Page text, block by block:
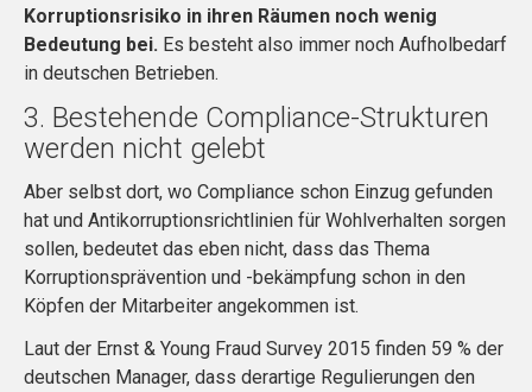
Korruptionsrisiko in ihren Räumen noch wenig
Bedeutung bei. Es besteht also immer noch Aufholbedarf
in deutschen Betrieben.
3. Bestehende Compliance-Strukturen
werden nicht gelebt
Aber selbst dort, wo Compliance schon Einzug gefunden
hat und Antikorruptionsrichtlinien für Wohlverhalten sorgen
sollen, bedeutet das eben nicht, dass das Thema
Korruptionsprävention und -bekämpfung schon in den
Köpfen der Mitarbeiter angekommen ist.
Laut der Ernst & Young Fraud Survey 2015 finden 59 % der
deutschen Manager, dass derartige Regulierungen den